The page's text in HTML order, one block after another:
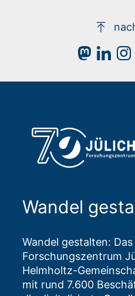
Wandel
Wandel gestalten:
Forschungszentrum
Helmholtz-
mit rund 7.600